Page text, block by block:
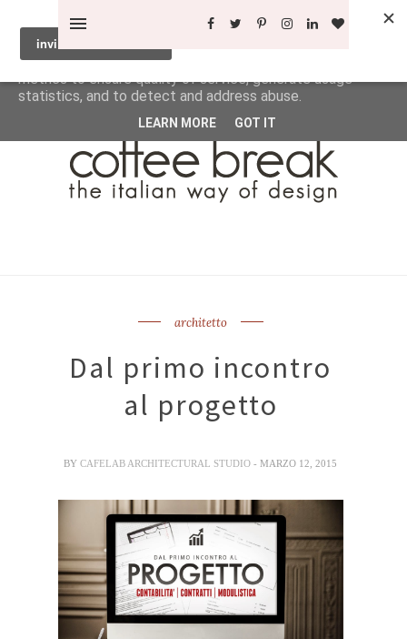
architetto
Dal primo incontro
al progetto
BYCAFELAB ARCHITECTURAL STUDIO- MARZO 12, 2015
This site uses cookies from Google to deliver its services
and to analyze traffic. Your IP address and user-agent are
shared with Google along with performance and security
metrics to ensure quality of service, generate usage
statistics, and to detect and address abuse.
LEARN MORE GOT IT